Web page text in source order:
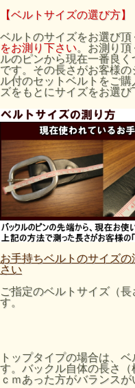
【ベルトサイズの選び方】
ベルトのサイズをお選び頂
をお測り下さい。お測り
ルのピンから現在一番良
です。その長さがお客様
ル付のセットベルトをご
ズをもとにサイズをお選び
お手持ちベルトのサイズ
さい
ご指定のベルトサイズ（
す。
トップタイプの場合は、
す。バックル自体の長さ
ｃｍあった方がバランスが